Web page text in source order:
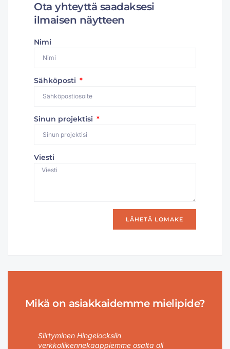
Ota yhteyttä saadaksesi
ilmaisen näytteen
Nimi
Sähköposti
Sinun projektisi
Viesti
LÄHETÄ LOMAKE
Mikä on asiakkaidemme mielipide?
Siirtyminen Hingelocksiin
verkkoliikennekaappiemme osalta oli